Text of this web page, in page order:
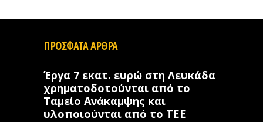
ΠΡΟΣΦΑΤΑ ΑΡΘΡΑ
Έργα 7 εκατ. ευρώ στη Λευκάδα
χρηματοδοτούνται από το
Ταμείο Ανάκαμψης και
υλοποιούνται από το ΤΕΕ